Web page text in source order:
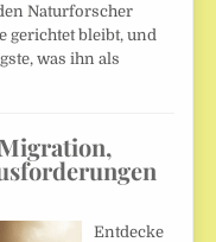
Naturforscher
gerichtet bleibt, und
was ihn als
Entdecke